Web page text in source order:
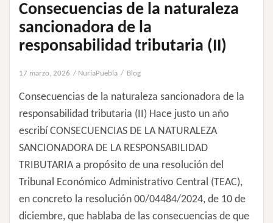
Consecuencias de la naturaleza
sancionadora de la
responsabilidad tributaria (II)
17 marzo, 2026 NuriaPuebla Blog
Consecuencias de la naturaleza sancionadora de la
responsabilidad tributaria (II) Hace justo un año
escribí CONSECUENCIAS DE LA NATURALEZA
SANCIONADORA DE LA RESPONSABILIDAD
TRIBUTARIA a propósito de una resolución del
Tribunal Económico Administrativo Central (TEAC),
en concreto la resolución 00/04484/2024, de 10 de
diciembre, que hablaba de las consecuencias de que